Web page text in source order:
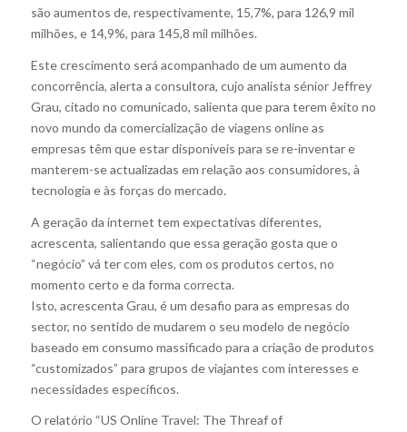
são aumentos de, respectivamente, 15,7%, para 126,9 mil
milhões, e 14,9%, para 145,8 mil milhões.
Este crescimento será acompanhado de um aumento da
concorrência, alerta a consultora, cujo analista sénior Jeffrey
Grau, citado no comunicado, salienta que para terem êxito no
novo mundo da comercialização de viagens online as
empresas têm que estar disponíveis para se re-inventar e
manterem-se actualizadas em relação aos consumidores, à
tecnologia e às forças do mercado.
A geração da internet tem expectativas diferentes,
acrescenta, salientando que essa geração gosta que o
“negócio” vá ter com eles, com os produtos certos, no
momento certo e da forma correcta.
Isto, acrescenta Grau, é um desafio para as empresas do
sector, no sentido de mudarem o seu modelo de negócio
baseado em consumo massificado para a criação de produtos
“customizados” para grupos de viajantes com interesses e
necessidades específicos.
O relatório “US Online Travel: The Threaf of